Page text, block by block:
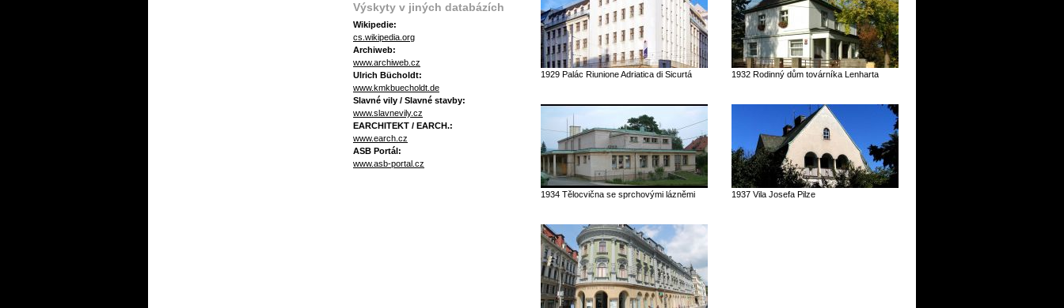
Výskyty v jiných databázích
Wikipedie:
cs.wikipedia.org
Archiweb:
www.archiweb.cz
Ulrich Bücholdt:
www.kmkbuecholdt.de
Slavné vily / Slavné stavby:
www.slavnevily.cz
EARCHITEKT / EARCH.:
www.earch.cz
ASB Portál:
www.asb-portal.cz
1929 Palác Riunione Adriatica di Sicurtá 1932 Rodinný dům továrníka Lenharta
1934 Tělocvična se sprchovými lázněmi 1937 Vila Josefa Pilze